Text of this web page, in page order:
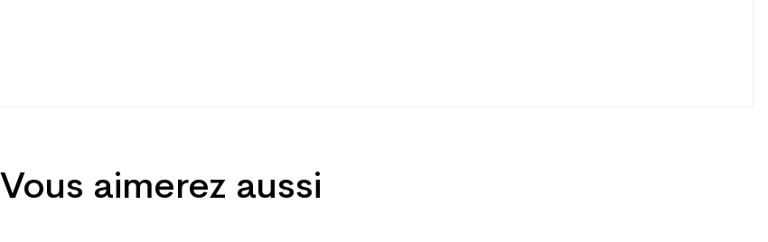
All mountain
Vous aimerez aussi